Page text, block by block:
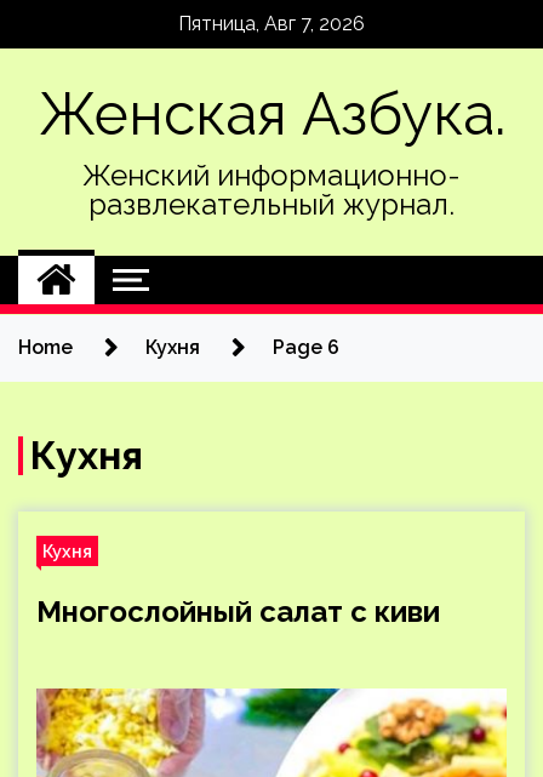
Пятница, Авг 7, 2026
Женская Азбука.
Женский информационно-
развлекательный журнал.
Home Кухня Page 6
Кухня
Кухня
Многослойный салат с киви